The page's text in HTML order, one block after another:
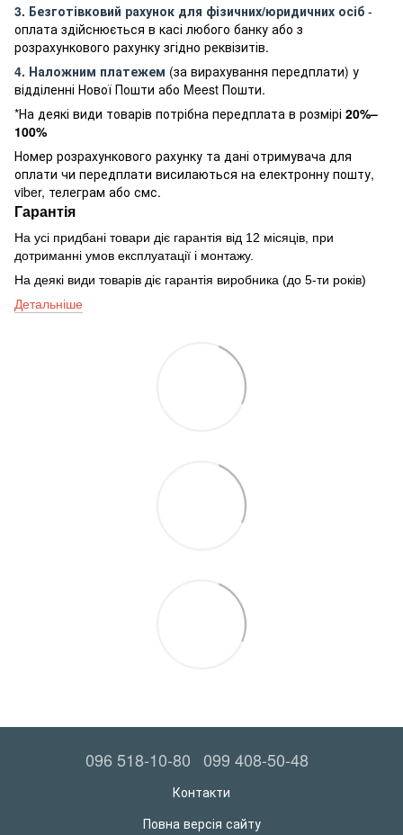
3. Безготівковий рахунок для фізичних/юридичних осіб -
оплата здійснюється в касі любого банку або з
розрахункового рахунку згідно реквізитів.
4. Наложним платежем (за вирахування передплати) у
відділенні Нової Пошти або Meest Пошти.
*На деякі види товарів потрібна передплата в розмірі 20%–
100%
Номер розрахункового рахунку та дані отримувача для
оплати чи передплати висилаються на електронну пошту,
viber, телеграм або смс.
Гарантія
На усі придбані товари діє гарантія від 12 місяців, при
дотриманні умов експлуатації і монтажу.
На деякі види товарів діє гарантія виробника (до 5-ти років)
Детальніше
096 518-10-80 099 408-50-48
Контакти
Повна версія сайту